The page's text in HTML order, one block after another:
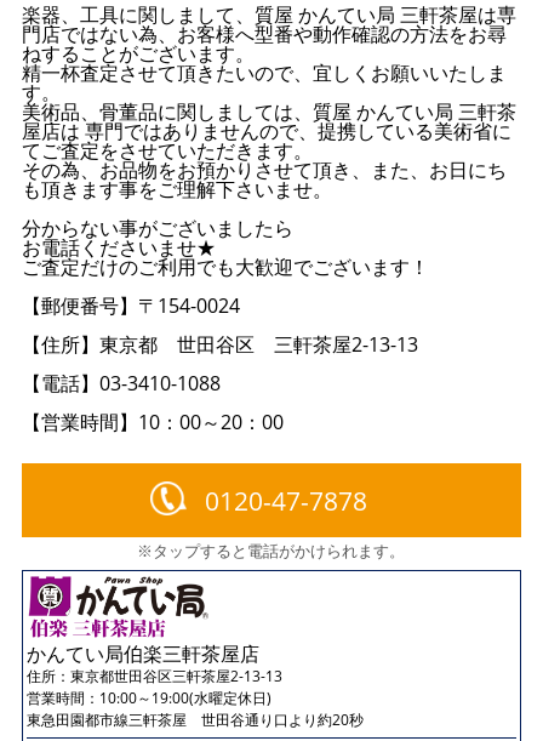
楽器、工具に関しまして、質屋 かんてい局 三軒茶屋は専
門店ではない為、お客様へ型番や動作確認の方法をお尋
ねすることがございます。
精一杯査定させて頂きたいので、宜しくお願いいたしま
す。
美術品、骨董品に関しましては、質屋 かんてい局 三軒茶
屋店は 専門ではありませんので、提携している美術省に
てご査定をさせていただきます。
その為、お品物をお預かりさせて頂き、また、お日にち
も頂きます事をご理解下さいませ。
分からない事がございましたら
お電話くださいませ★
ご査定だけのご利用でも大歓迎でございます！
【郵便番号】〒154-0024
【住所】東京都 世田谷区 三軒茶屋2-13-13
【電話】03-3410-1088
【営業時間】10：00～20：00
0120-47-7878
※タップすると電話がかけられます。
かんてい局伯楽三軒茶屋店
住所： 東京都世田谷区三軒茶屋2-13-13
営業時間：10:00～19:00(水曜定休日)
東急田園都市線三軒茶屋 世田谷通り口より約20秒